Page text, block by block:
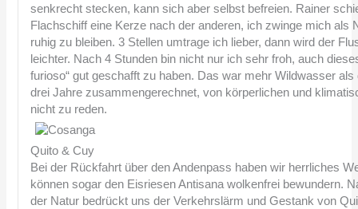
senkrecht stecken, kann sich aber selbst befreien. Rainer
Flachschiff eine Kerze nach der anderen, ich zwinge mich als
ruhig zu bleiben. 3 Stellen umtrage ich lieber, dann wird der
leichter. Nach 4 Stunden bin nicht nur ich sehr froh, auch
furioso“ gut geschafft zu haben. Das war mehr Wildwasser als
drei Jahre zusammengerechnet, von körperlichen und
nicht zu reden.
Quito & Cuy
Bei der Rückfahrt über den Andenpass haben wir herrliches
können sogar den Eisriesen Antisana wolkenfrei bewundern.
der Natur bedrückt uns der Verkehrslärm und Gestank von